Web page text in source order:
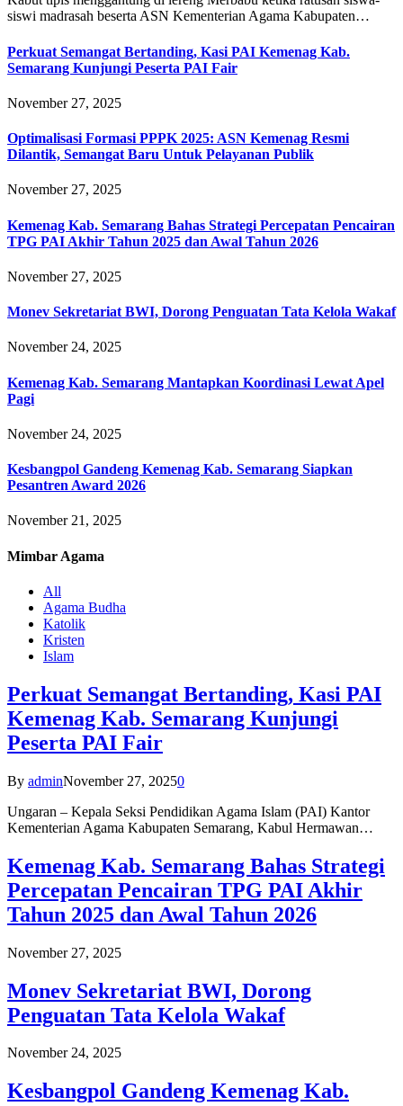
siswi madrasah beserta ASN Kementerian Agama Kabupaten…
Perkuat Semangat Bertanding, Kasi PAI Kemenag Kab.
Semarang Kunjungi Peserta PAI Fair
November 27, 2025
Optimalisasi Formasi PPPK 2025: ASN Kemenag Resmi
Dilantik, Semangat Baru Untuk Pelayanan Publik
November 27, 2025
Kemenag Kab. Semarang Bahas Strategi Percepatan Pencairan
TPG PAI Akhir Tahun 2025 dan Awal Tahun 2026
November 27, 2025
Monev Sekretariat BWI, Dorong Penguatan Tata Kelola Wakaf
November 24, 2025
Kemenag Kab. Semarang Mantapkan Koordinasi Lewat Apel
Pagi
November 24, 2025
Kesbangpol Gandeng Kemenag Kab. Semarang Siapkan
Pesantren Award 2026
November 21, 2025
Mimbar Agama
All
Agama Budha
Katolik
Kristen
Islam
Perkuat Semangat Bertanding, Kasi PAI
Kemenag Kab. Semarang Kunjungi
Peserta PAI Fair
By adminNovember 27, 20250
Ungaran – Kepala Seksi Pendidikan Agama Islam (PAI) Kantor
Kementerian Agama Kabupaten Semarang, Kabul Hermawan…
Kemenag Kab. Semarang Bahas Strategi
Percepatan Pencairan TPG PAI Akhir
Tahun 2025 dan Awal Tahun 2026
November 27, 2025
Monev Sekretariat BWI, Dorong
Penguatan Tata Kelola Wakaf
November 24, 2025
Kesbangpol Gandeng Kemenag Kab.